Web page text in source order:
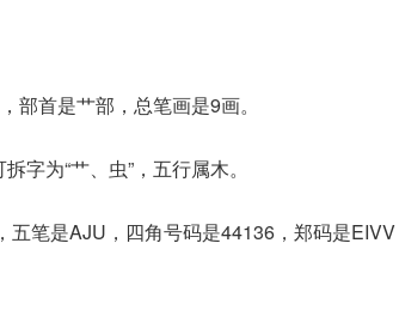
部首是艹部，总笔画是9画。
字为“艹、虫”，五行属木。
五笔是AJU，四角号码是44136，郑码是